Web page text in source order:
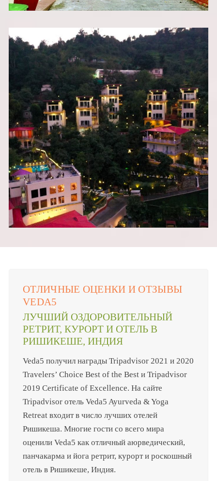
ОТЛИЧНЫЕ ОЦЕНКИ И ОТЗЫВЫ
VEDA5
ЛУЧШИЙ ОЗДОРОВИТЕЛЬНЫЙ
РЕТРИТ, КУРОРТ И ОТЕЛЬ В
РИШИКЕШЕ, ИНДИЯ
Veda5 получил награды Tripadvisor 2021 и 2020
Travelers’ Choice Best of the Best и Tripadvisor
2019 Certificate of Excellence. На сайте
Tripadvisor отель Veda5 Ayurveda & Yoga
Retreat входит в число лучших отелей
Ришикеша. Многие гости со всего мира
оценили Veda5 как отличный аюрведический,
панчакарма и йога ретрит, курорт и роскошный
отель в Ришикеше, Индия.